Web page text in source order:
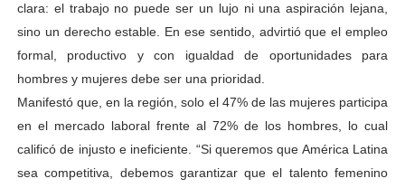
clara: el trabajo no puede ser un lujo ni una aspiración lejana,
sino un derecho estable. En ese sentido, advirtió que el empleo
formal, productivo y con igualdad de oportunidades para
hombres y mujeres debe ser una prioridad.
Manifestó que, en la región, solo el 47% de las mujeres participa
en el mercado laboral frente al 72% de los hombres, lo cual
calificó de injusto e ineficiente. “Si queremos que América Latina
sea competitiva, debemos garantizar que el talento femenino